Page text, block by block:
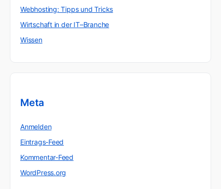
Webhosting: Tipps und Tricks
Wirtschaft in der IT–Branche
Wissen
Meta
Anmelden
Eintrags-Feed
Kommentar-Feed
WordPress.org